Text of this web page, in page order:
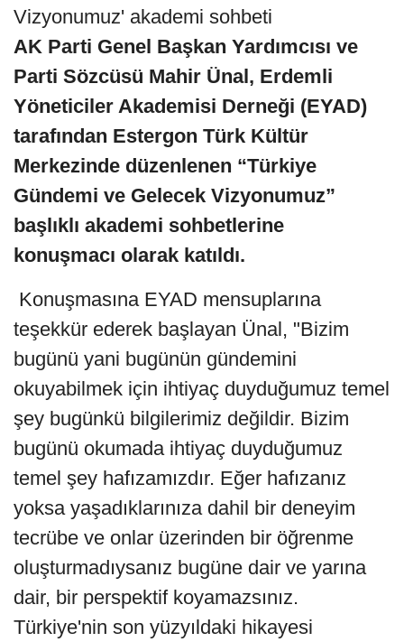
Vizyonumuz' akademi sohbeti
AK Parti Genel Başkan Yardımcısı ve
Parti Sözcüsü Mahir Ünal, Erdemli
Yöneticiler Akademisi Derneği (EYAD)
tarafından Estergon Türk Kültür
Merkezinde düzenlenen “Türkiye
Gündemi ve Gelecek Vizyonumuz”
başlıklı akademi sohbetlerine
konuşmacı olarak katıldı.
Konuşmasına EYAD mensuplarına
teşekkür ederek başlayan Ünal, "Bizim
bugünü yani bugünün gündemini
okuyabilmek için ihtiyaç duyduğumuz temel
şey bugünkü bilgilerimiz değildir. Bizim
bugünü okumada ihtiyaç duyduğumuz
temel şey hafızamızdır. Eğer hafızanız
yoksa yaşadıklarınıza dahil bir deneyim
tecrübe ve onlar üzerinden bir öğrenme
oluşturmadıysanız bugüne dair ve yarına
dair, bir perspektif koyamazsınız.
Türkiye'nin son yüzyıldaki hikayesi